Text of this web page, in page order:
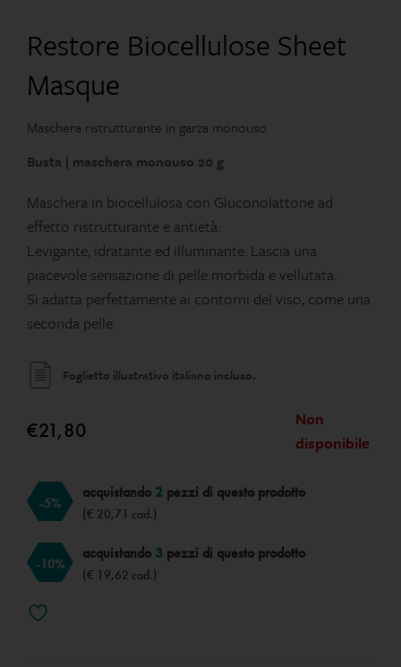
Restore Biocellulose Sheet
Masque
Maschera ristrutturante in garza monouso
Busta | maschera monouso 20 g
Maschera in biocellulosa con Gluconolattone ad
effetto ristrutturante e antietà.
Levigante, idratante ed illuminante. Lascia una
piacevole sensazione di pelle morbida e vellutata.
Si adatta perfettamente ai contorni del viso, come una
seconda pelle.
Foglietto illustrativo italiano incluso.
€21,80
Non
disponibile
-5%
acquistando 2 pezzi di questo prodotto
(€ 20,71 cad.)
-10%
acquistando 3 pezzi di questo prodotto
(€ 19,62 cad.)